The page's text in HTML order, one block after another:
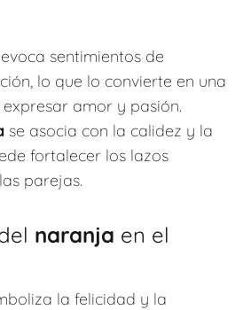
sentimientos de
lo que lo convierte en una
amor y pasión.
se asocia con la calidez y la
fortalecer los lazos
parejas.
naranja en el
la felicidad y la